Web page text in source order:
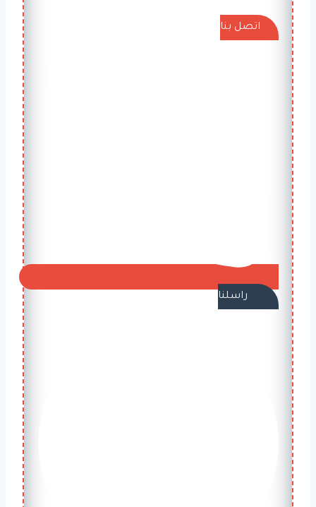
اتصل بنا
راسلنا